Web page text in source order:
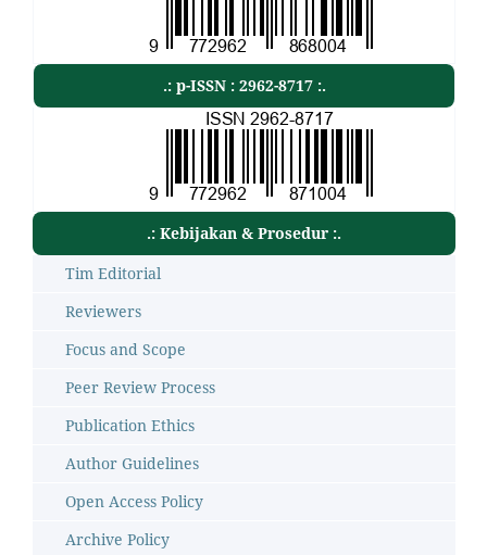
.: p-ISSN : 2962-8717 :.
.: Kebijakan & Prosedur :.
Tim Editorial
Reviewers
Focus and Scope
Peer Review Process
Publication Ethics
Author Guidelines
Open Access Policy
Archive Policy